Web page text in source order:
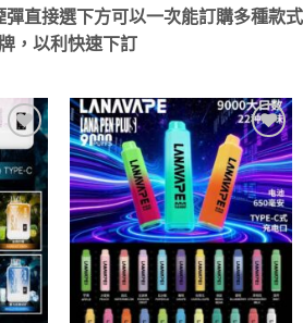
直接選下方可以一次能訂購多種款式
，以利快速下訂
to
Add to
wishlist